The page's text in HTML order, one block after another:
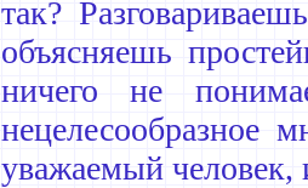
так?
объясняешь
ничего не
нецелесообразное
уважаемый человек,